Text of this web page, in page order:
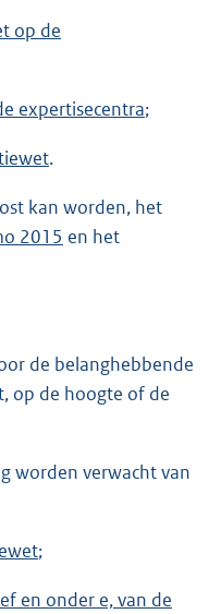
op de
expertisecentra;
.
kan worden, het
2015 en het
de belanghebbende
op de hoogte of de
worden verwacht van
;
en onder e, van de